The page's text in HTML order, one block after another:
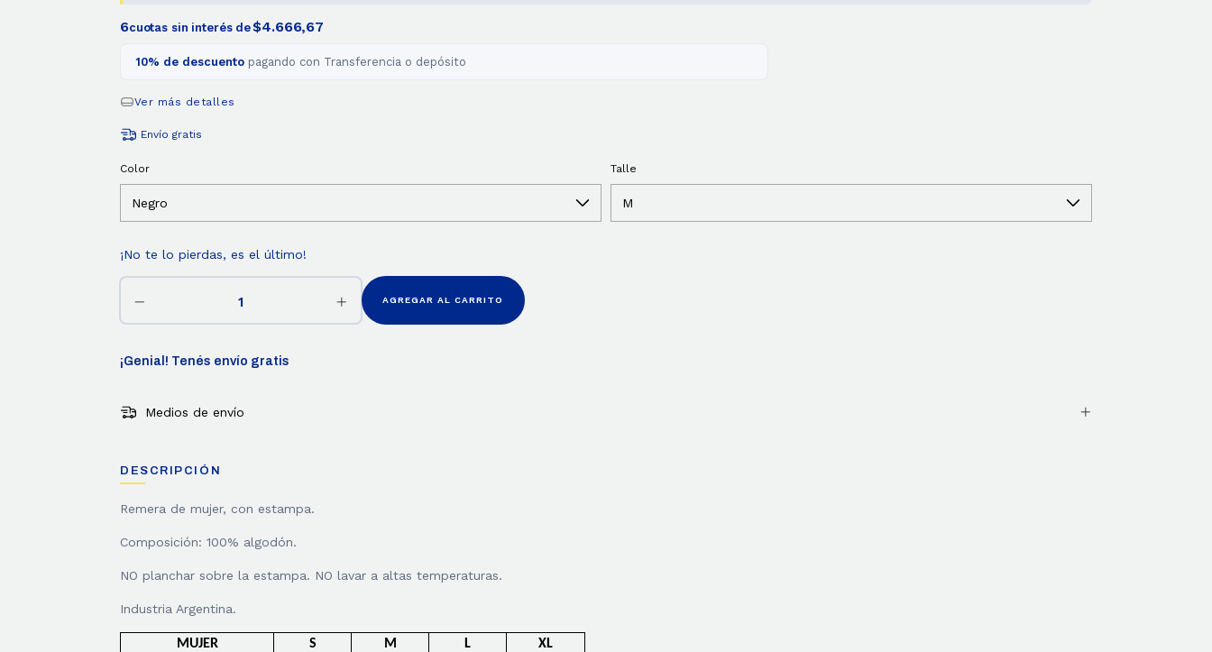
6cuotas sin interés de$4.666,67
10% de descuento pagando con Transferencia o depósito
Ver más detalles
Envío gratis
Color Talle
¡No te lo pierdas, es el último!
¡Genial! Tenés envío gratis
Medios de envío
DESCRIPCIÓN
Remera de mujer, con estampa.
Composición: 100% algodón.
NO planchar sobre la estampa. NO lavar a altas temperaturas.
Industria Argentina.
MUJER S M L
XL